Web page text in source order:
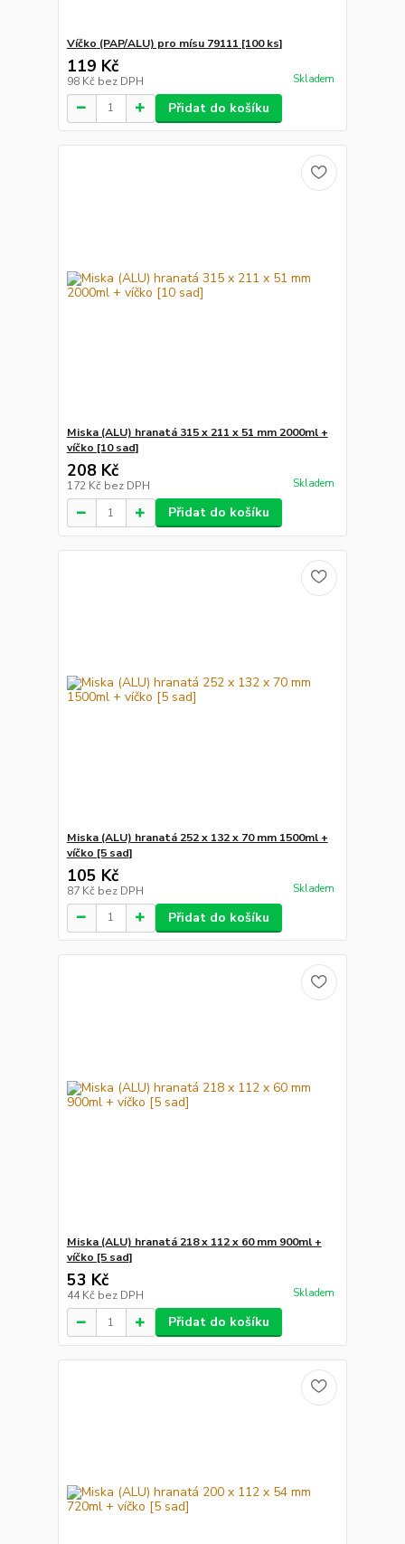
Víčko (PAP/ALU) pro mísu 79111 [100 ks]
119 Kč
98 Kč bez DPH Skladem
Přidat do košíku
Miska (ALU) hranatá 315 x 211 x 51 mm 2000ml +
víčko [10 sad]
208 Kč
172 Kč bez DPH Skladem
Přidat do košíku
Miska (ALU) hranatá 252 x 132 x 70 mm 1500ml +
víčko [5 sad]
105 Kč
87 Kč bez DPH Skladem
Přidat do košíku
Miska (ALU) hranatá 218 x 112 x 60 mm 900ml +
víčko [5 sad]
53 Kč
44 Kč bez DPH Skladem
Přidat do košíku